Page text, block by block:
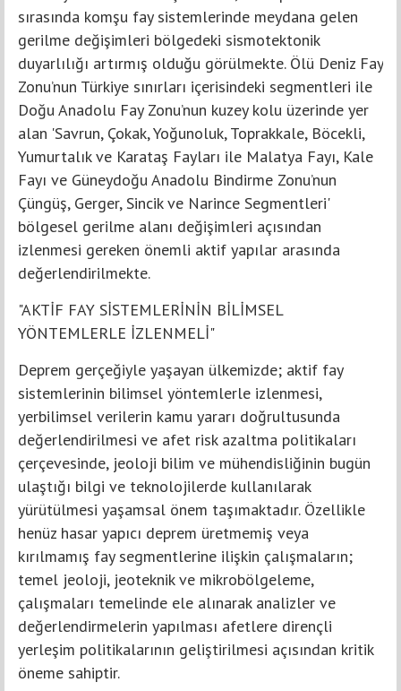
sırasında komşu fay sistemlerinde meydana gelen
gerilme değişimleri bölgedeki sismotektonik
duyarlılığı artırmış olduğu görülmekte. Ölü Deniz Fay
Zonu’nun Türkiye sınırları içerisindeki segmentleri ile
Doğu Anadolu Fay Zonu’nun kuzey kolu üzerinde yer
alan 'Savrun, Çokak, Yoğunoluk, Toprakkale, Böcekli,
Yumurtalık ve Karataş Fayları ile Malatya Fayı, Kale
Fayı ve Güneydoğu Anadolu Bindirme Zonu’nun
Çüngüş, Gerger, Sincik ve Narince Segmentleri'
bölgesel gerilme alanı değişimleri açısından
izlenmesi gereken önemli aktif yapılar arasında
değerlendirilmekte.
"AKTİF FAY SİSTEMLERİNİN BİLİMSEL
YÖNTEMLERLE İZLENMELİ"
Deprem gerçeğiyle yaşayan ülkemizde; aktif fay
sistemlerinin bilimsel yöntemlerle izlenmesi,
yerbilimsel verilerin kamu yararı doğrultusunda
değerlendirilmesi ve afet risk azaltma politikaları
çerçevesinde, jeoloji bilim ve mühendisliğinin bugün
ulaştığı bilgi ve teknolojilerde kullanılarak
yürütülmesi yaşamsal önem taşımaktadır. Özellikle
henüz hasar yapıcı deprem üretmemiş veya
kırılmamış fay segmentlerine ilişkin çalışmaların;
temel jeoloji, jeoteknik ve mikrobölgeleme,
çalışmaları temelinde ele alınarak analizler ve
değerlendirmelerin yapılması afetlere dirençli
yerleşim politikalarının geliştirilmesi açısından kritik
öneme sahiptir.